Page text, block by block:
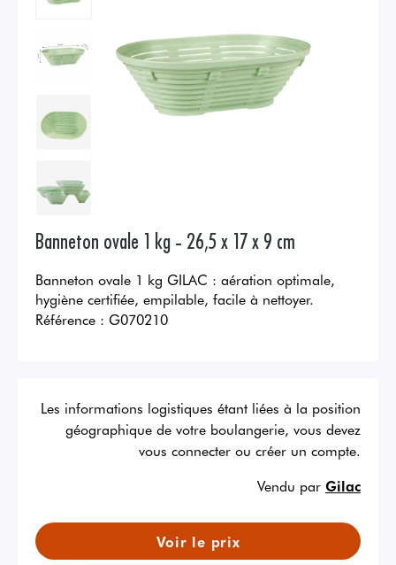
Banneton ovale 1 kg - 26,5 x 17 x 9 cm
Banneton ovale 1 kg GILAC : aération optimale,
hygiène certifiée, empilable, facile à nettoyer.
Référence : G070210
Les informations logistiques étant liées à la position
géographique de votre boulangerie, vous devez
vous connecter ou créer un compte.
Vendu par Gilac
Voir le prix